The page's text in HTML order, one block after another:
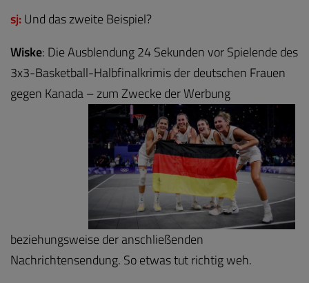
sj:Und das zweite Beispiel?
Wiske: Die Ausblendung 24 Sekunden vor Spielende des
3x3-Basketball-Halbfinalkrimis der deutschen Frauen
gegen Kanada – zum Zwecke der Werbung
beziehungsweise der anschließenden
Nachrichtensendung. So etwas tut richtig weh.